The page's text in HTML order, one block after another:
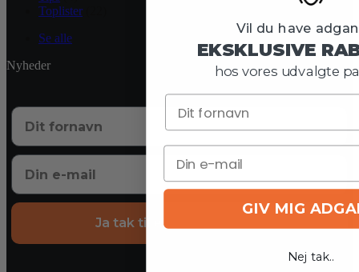
Toplister
Se alle
Nyheder
Ja tak til eksklusive tilbud
Vil du have
EKSKLUSIVE
hos vores udvalgte
GIV MIG
Nej tak..